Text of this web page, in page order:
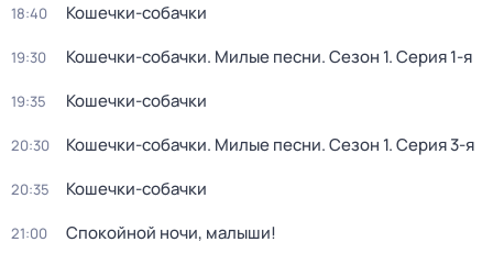
18:40 Кошечки-собачки
19:30 Кошечки-собачки. Милые песни. Сезон 1. Серия 1-я
19:35 Кошечки-собачки
20:30 Кошечки-собачки. Милые песни. Сезон 1. Серия 3-я
20:35 Кошечки-собачки
21:00 Спокойной ночи, малыши!